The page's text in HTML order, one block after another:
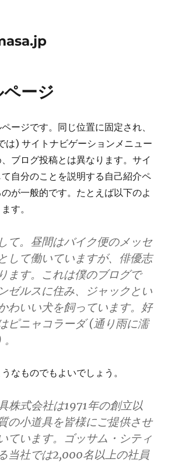
ージ
ージです。同じ位置に固定され、
は) サイトナビゲーションメニュー
ブログ投稿とは異なります。サイ
て自分のことを説明する自己紹介ペ
が一般的です。たとえば以下のよ
す。
て。昼間はバイク便のメッセ
して働いていますが、俳優志
ます。これは僕のブログで
ゼルスに住み、ジャックとい
わいい犬を飼っています。好
ピニャコラーダ (通り雨に濡
なものでもよいでしょう。
株式会社は1971年の創立以
の小道具を皆様にご提供させ
ています。ゴッサム・シティ
当社では2,000名以上の社員